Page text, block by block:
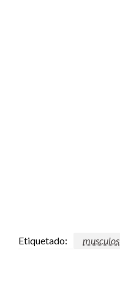
Etiquetado: musculos